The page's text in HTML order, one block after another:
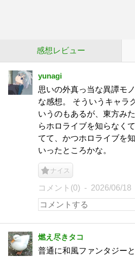
感想レビュー
yunagi
思いの外真っ当な異譚モ
な感想。 そういうキャラ
いうのもあるが、東方み
らホロライブを知らなく
てて、かつホロライブを
いったところかな。
ナイス
コメント(0) 2026/06/18
燃え尽きタコ
普通に和風ファンタジー